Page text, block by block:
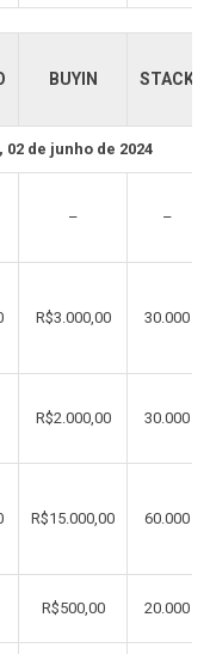
BUYIN STACK
02 de junho de 2024
– –
R$3.000,00 30.000
R$2.000,00 30.000
R$15.000,00 60.000
R$500,00 20.000